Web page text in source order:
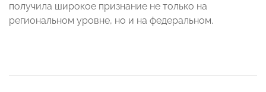
получила широкое признание не только на
региональном уровне, но и на федеральном.